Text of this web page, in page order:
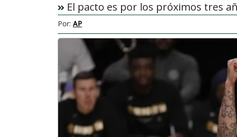
El pacto es por los próximos tres
Por: AP